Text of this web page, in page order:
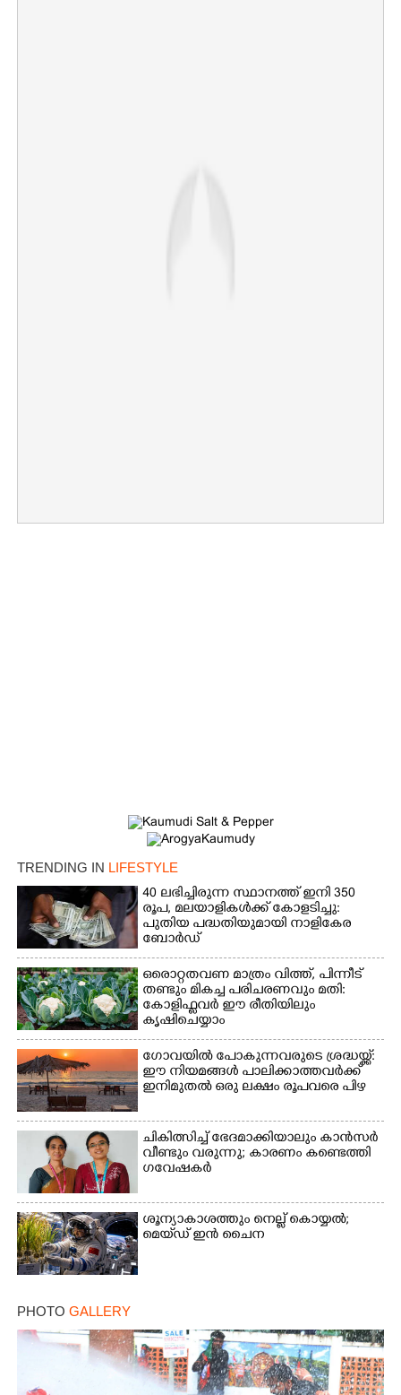
TRENDING IN LIFESTYLE
40 ലഭിച്ചിരുന്ന സ്ഥാനത്ത് ഇനി 350
രൂപ, മലയാളികൾക്ക് കോളടിച്ചു:
പുതിയ പദ്ധതിയുമായി നാളികേര
ബോർഡ്
ഒരൊറ്റതവണ മാത്രം വിത്ത്, പിന്നീട്
തണ്ടും മികച്ച പരിചരണവും മതി:
കോളിഫ്ലവർ ഈ രീതിയിലും
കൃഷിചെയ്യാം
ഗോവയിൽ പോകുന്നവരുടെ ശ്രദ്ധയ്ക്ക്:
ഈ നിയമങ്ങൾ പാലിക്കാത്തവർക്ക്
ഇനിമുതൽ ഒരു ലക്ഷം രൂപവരെ പിഴ
ചികിത്സിച്ച് ഭേദമാക്കിയാലും കാൻസർ
വീണ്ടും വരുന്നു; കാരണം കണ്ടെത്തി
ഗവേഷകർ
ശൂന്യാകാശത്തും നെല്ല് കൊയ്യൽ;
മെയ്‌ഡ് ഇൻ ചൈന
PHOTO GALLERY